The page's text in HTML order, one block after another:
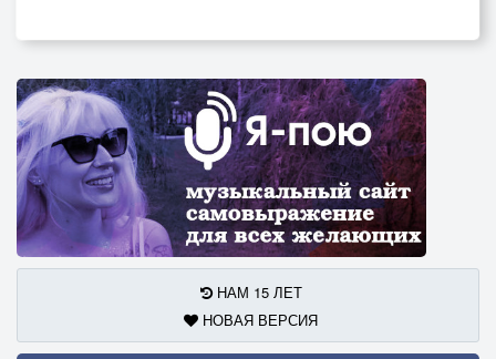
НАМ 15 ЛЕТ
НОВАЯ ВЕРСИЯ